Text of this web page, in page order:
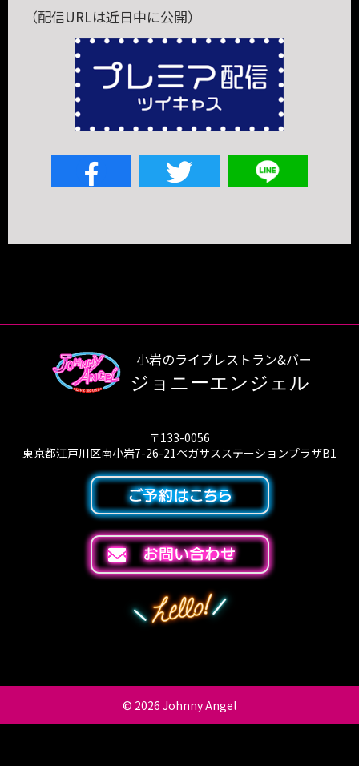
（配信URLは近日中に公開）
小岩のライブレストラン&バー
ジョニーエンジェル
〒133-0056
東京都江戸川区南小岩7-26-21ペガサスステーションプラザB1
© 2026 Johnny Angel